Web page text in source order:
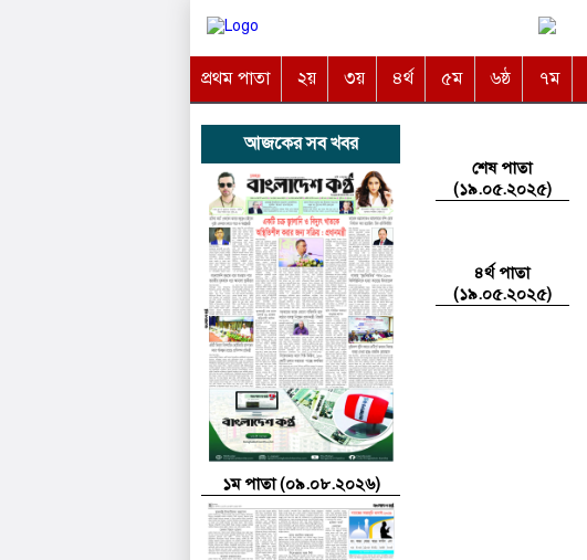
প্রথম পাতা ২য় ৩য় ৪র্থ ৫ম ৬ষ্ঠ ৭ম
আজকের সব খবর
১ম পাতা (০৯.০৮.২০২৬)
শেষ পাতা
(১৯.০৫.২০২৫)
৪র্থ পাতা
(১৯.০৫.২০২৫)